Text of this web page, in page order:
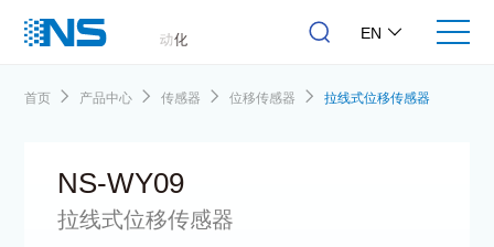
EN
首页 产品中心 传感器 位移传感器 拉线式位移传感器
NS-WY09
拉线式位移传感器